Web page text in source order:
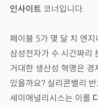
인사이트 코너입니다.
페이블 5가 몇 달 치 엔
삼성전자가 수 시간짜리
거대한 생산성 혁명은
있을까요? 실리콘밸리
세미애널리시스는 이를